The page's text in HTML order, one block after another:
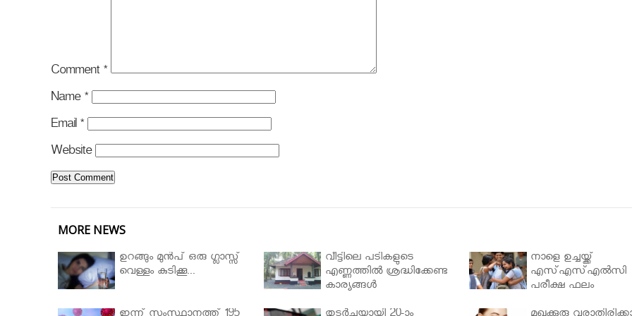
Comment *
Name *
Email *
Website
MORE NEWS
ഉറങ്ങും മുന്‍പ് ഒരു ഗ്ലാസ്സ്
വെള്ളം കുടിക്കൂ...
വീട്ടിലെ പടികളുടെ
എണ്ണത്തിൽ ശ്രദ്ധിക്കേണ്ട
കാര്യങ്ങൾ
നാളെ ഉച്ചയ്ക്ക്
എസ്എസ്എല്‍സി
പരീക്ഷ ഫലം